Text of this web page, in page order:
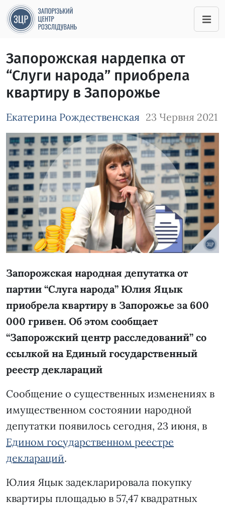
Запорожская нардепка от
“Cлуги народа” приобрела
квартиру в Запорожье
Екатерина Рождественская 23 Червня 2021
Зображення завантажується
Запорожская народная депутатка от
партии “Слуга народа” Юлия Яцык
приобрела квартиру в Запорожье за 600
000 гривен. Об этом сообщает
“Запорожский центр расследований” со
ссылкой на Единый государственный
реестр деклараций
Сообщение о существенных изменениях в
имущественном состоянии народной
депутатки появилось сегодня, 23 июня, в
Едином государственном реестре
деклараций.
Юлия Яцык задекларировала покупку
квартиры площадью в 57,47 квадратных